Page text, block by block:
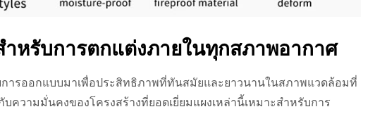
ำหรับการตกแต่งภายในทุกสภาพอากาศ
ารออกแบบมาเพื่อประสิทธิภาพที่ทันสมัยและยาวนานในสภาพแวดล้อมที่
วามมั่นคงของโครงสร้างที่ยอดเยี่ยมแผงเหล่านี้เหมาะสำหรับการ